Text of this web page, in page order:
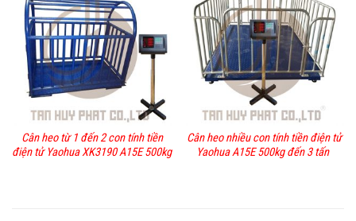
Cân heo từ 1 đến 2 con tính tiền
điện tử Yaohua XK3190 A15E 500kg
Cân heo nhiều con tính tiền điện tử
Yaohua A15E 500kg đến 3 tấn